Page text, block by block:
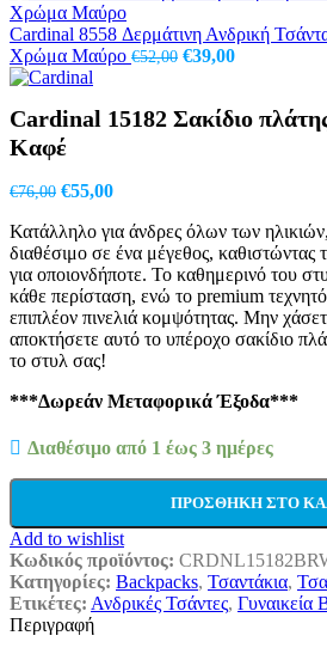
€76,00.είναι:
€54,00.
Cardinal 8558 Δερμάτινη Ανδρική
Χρώμα Μαύρο €52,00 Original
€52,00.
€39,00Η
είναι:
Cardinal 15182 Σακίδιο
Καφέ
€76,00 Original
was:
€76,00.
€55,00Η
τιμή
είναι:
€55,00.
Κατάλληλο για άνδρες όλων των ηλικιών,
διαθέσιμο σε ένα μέγεθος, καθιστώντας
για οποιονδήποτε. Το καθημερινό του
κάθε περίσταση, ενώ το premium
επιπλέον πινελιά κομψότητας. Μην
αποκτήσετε αυτό το υπέροχο σακίδιο
το στυλ σας!
***Δωρεάν Μεταφορικά Έξοδα***
Διαθέσιμο από 1 έως 3 ημέρες
ΠΡΟΣΘΉΚΗ ΣΤΟ
Add to wishlist
Κωδικός προϊόντος:
Κατηγορίες: Backpacks, Τσαντάκια,
Ετικέτες: Ανδρικές Τσάντες, Γυναικεία
Περιγραφή